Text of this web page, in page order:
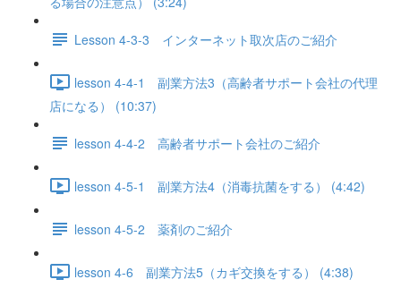
Lesson 4-3-3 インターネット取次店のご紹介
lesson 4-4-1 副業方法3（高齢者サポート会社の代理
店になる） (10:37)
lesson 4-4-2 高齢者サポート会社のご紹介
lesson 4-5-1 副業方法4（消毒抗菌をする） (4:42)
lesson 4-5-2 薬剤のご紹介
lesson 4-6 副業方法5（カギ交換をする） (4:38)